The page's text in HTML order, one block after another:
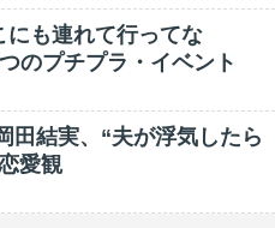
にも連れて行ってな
のプチプラ・イベント
田結実、“夫が浮気したら
愛観